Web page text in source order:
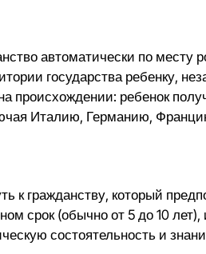
автоматически по месту
государства ребенку,
происхождении: ребенок
Италию, Германию,
к гражданству, который
срок (обычно от 5 до 10
состоятельность и